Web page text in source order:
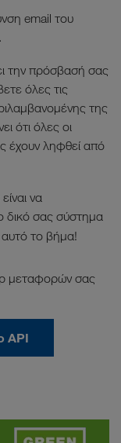
email του
την πρόσβασή σας
όλες τις
της
ότι όλες οι
έχουν ληφθεί από
να
δικό σας σύστημα
το βήμα!
μεταφορών σας
ΑΡΙ